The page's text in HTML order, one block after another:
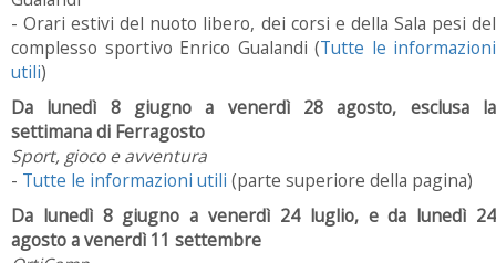
- Orari estivi del nuoto libero, dei corsi e della Sala pesi del
complesso sportivo Enrico Gualandi (Tutte le informazioni
utili)
Da lunedì 8 giugno a venerdì 28 agosto, esclusa la
settimana di Ferragosto
Sport, gioco e avventura
- Tutte le informazioni utili (parte superiore della pagina)
Da lunedì 8 giugno a venerdì 24 luglio, e da lunedì 24
agosto a venerdì 11 settembre